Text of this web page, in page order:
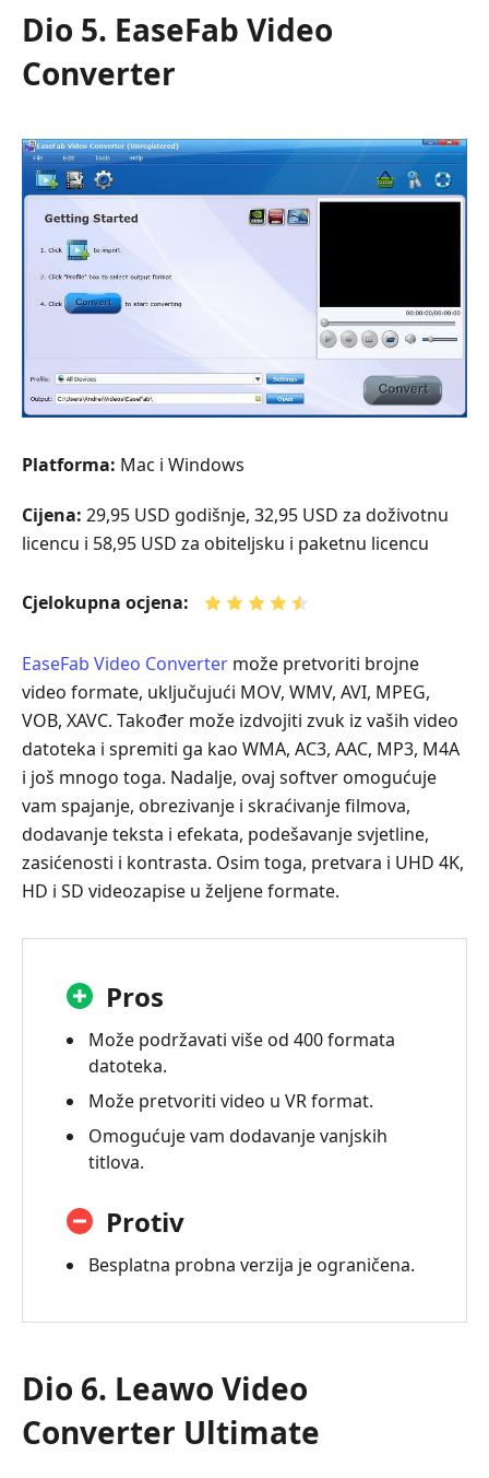
Dio 5. EaseFab Video
Converter
Platforma: Mac i Windows
Cijena: 29,95 USD godišnje, 32,95 USD za doživotnu
licencu i 58,95 USD za obiteljsku i paketnu licencu
Cjelokupna ocjena:
EaseFab Video Converter može pretvoriti brojne
video formate, uključujući MOV, WMV, AVI, MPEG,
VOB, XAVC. Također može izdvojiti zvuk iz vaših video
datoteka i spremiti ga kao WMA, AC3, AAC, MP3, M4A
i još mnogo toga. Nadalje, ovaj softver omogućuje
vam spajanje, obrezivanje i skraćivanje filmova,
dodavanje teksta i efekata, podešavanje svjetline,
zasićenosti i kontrasta. Osim toga, pretvara i UHD 4K,
HD i SD videozapise u željene formate.
Pros
Može podržavati više od 400 formata
datoteka.
Može pretvoriti video u VR format.
Omogućuje vam dodavanje vanjskih
titlova.
Protiv
Besplatna probna verzija je ograničena.
Dio 6. Leawo Video
Converter Ultimate